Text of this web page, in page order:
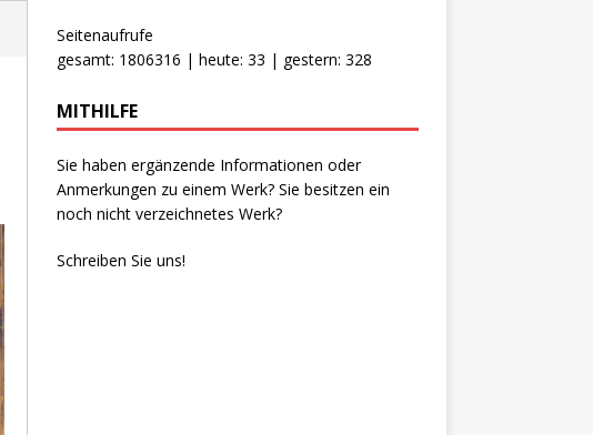
Seitenaufrufe
gesamt: 1806316 | heute: 33 | gestern: 328
MITHILFE
Sie haben ergänzende Informationen oder
Anmerkungen zu einem Werk? Sie besitzen ein
noch nicht verzeichnetes Werk?
Schreiben Sie uns!